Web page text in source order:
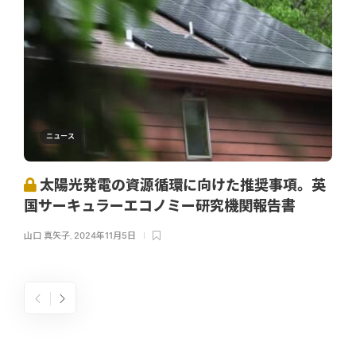
ニュース
太陽光発電の資源循環に向けた推奨事項。英
国サーキュラーエコノミー研究機関報告書
山口 真矢子, 2024年11月5日